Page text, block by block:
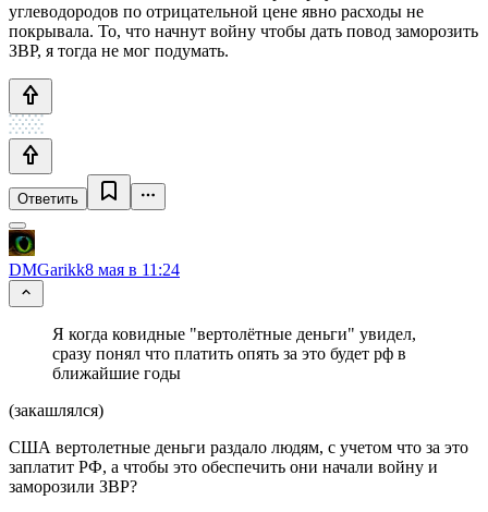
углеводородов по отрицательной цене явно расходы не
покрывала. То, что начнут войну чтобы дать повод заморозить
ЗВР, я тогда не мог подумать.
Ответить
DMGarikk8 мая в 11:24
Я когда ковидные "вертолётные деньги" увидел,
сразу понял что платить опять за это будет рф в
ближайшие годы
(закашлялся)
США вертолетные деньги раздало людям, с учетом что за это
заплатит РФ, а чтобы это обеспечить они начали войну и
заморозили ЗВР?